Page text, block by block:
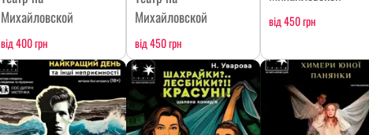
Михайловской
від 400 грн
Михайловской
від 450 грн
від 450 грн